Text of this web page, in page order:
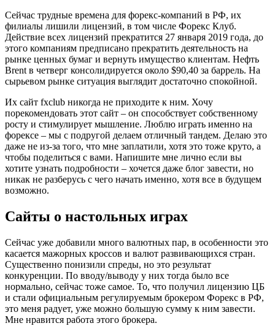
Сейчас трудные времена для форекс-компаний в РФ, их
филиалы лишили лицензий, в том числе Форекс Клуб.
Действие всех лицензий прекратится 27 января 2019 года, до
этого компаниям предписано прекратить деятельность на
рынке ценных бумаг и вернуть имущество клиентам. Нефть
Brent в четверг консолидируется около $90,40 за баррель. На
сырьевом рынке ситуация выглядит достаточно спокойной.
Их сайт fxclub никогда не приходите к ним. Хочу
порекомендовать этот сайт – он способствует собственному
росту и стимулирует мышление. Люблю играть именно на
форексе – мы с подругой делаем отличный тандем. Делаю это
даже не из-за того, что мне заплатили, хотя это тоже круто, а
чтобы поделиться с вами. Напишите мне лично если вы
хотите узнать подробности – хочется даже блог завести, но
никак не разберусь с чего начать именно, хотя все в будущем
возможно.
Сайты о настольных играх
Сейчас уже добавили много валютных пар, в особенности это
касается мажорных кроссов и валют развивающихся стран.
Существенно понизили спреды, но это результат
конкуренции. По вводу/выводу у них тогда было все
нормально, сейчас тоже самое. То, что получил лицензию ЦБ
и стали официальным регулируемым брокером Форекс в РФ,
это меня радует, уже можно большую сумму к ним завести.
Мне нравится работа этого брокера.